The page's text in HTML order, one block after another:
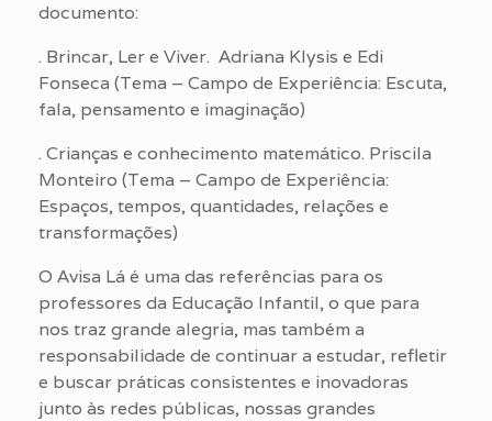
documento:
. Brincar, Ler e Viver. Adriana Klysis e Edi
Fonseca (Tema – Campo de Experiência: Escuta,
fala, pensamento e imaginação)
. Crianças e conhecimento matemático. Priscila
Monteiro (Tema – Campo de Experiência:
Espaços, tempos, quantidades, relações e
transformações)
O Avisa Lá é uma das referências para os
professores da Educação Infantil, o que para
nos traz grande alegria, mas também a
responsabilidade de continuar a estudar, refletir
e buscar práticas consistentes e inovadoras
junto às redes públicas, nossas grandes